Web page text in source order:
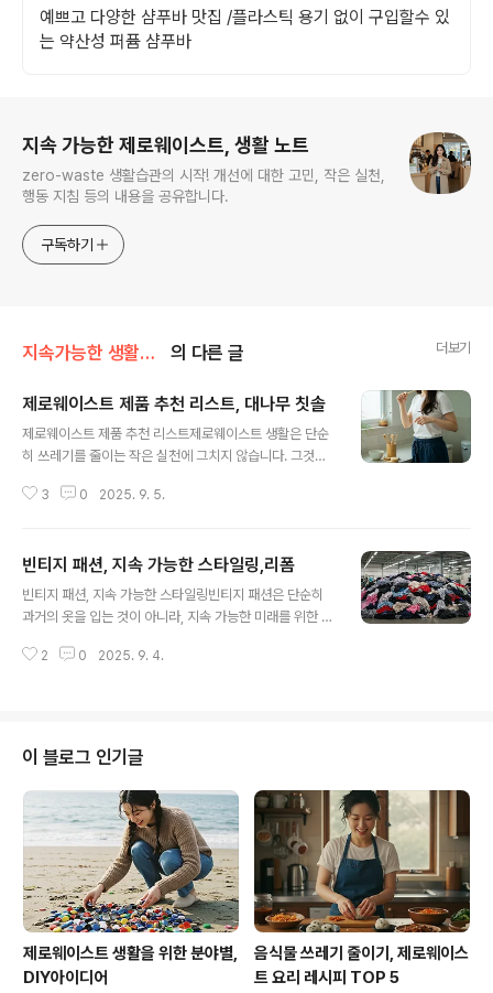
예쁘고 다양한 샴푸바 맛집 /플라스틱 용기 없이 구입할수 있
는 약산성 퍼퓸 샴푸바
지속 가능한 제로웨이스트, 생활 노트
zero-waste 생활습관의 시작! 개선에 대한 고민, 작은 실천,
행동 지침 등의 내용을 공유합니다.
구독하기
지속가능한 생활습관 의 다른 글 더보기
제로웨이스트 제품 추천 리스트, 대나무 칫솔
제로웨이스트 제품 추천 리스트제로웨이스트 생활은 단순
히 쓰레기를 줄이는 작은 실천에 그치지 않습니다. 그것은
나은 미래를 위해 책임 있는 선택을 하는 과정입니다. 하지
활용 가능한 제로웨이스트 제품들을 꼼꼼하게 정리했습니
다. 각 제품의 장점과 사용법, 그리고 실제 사례를 함께 살
펴보며 여러분의 생활에 적용할 수 있는 힌트를 제공하고
하지만 환경 부담이 큽니다. 매년 수십억 개의 플라스틱 병
3 0 2025. 9. 5.
빈티지 패션, 지속 가능한 스타일링,리폼
빈티지 패션, 지속 가능한 스타일링빈티지 패션은 단순히
과거의 옷을 입는 것이 아니라, 지속 가능한 미래를 위한 하
기물의 주요 원인으로 지목되는 가운데, 빈티지는 환경적
치를 담고 있습니다. 실제로 의류 산업은 전 세계 온실가스
배출량의 약 10%를 차지하며, 매년 9,200만 톤의 폐기물
이 발생한다고 알려져 있습니다. 이 속에서 빈티지 의류는
‘이미 생산된 옷을 다시 활용한다’는 점에서 새로운 자원 채
굴과 가공을 줄여 지구의 부담을 완화합니다. 따라서 빈티
지는 단순히 패션의 한 ..
2 0 2025. 9. 4.
이 블로그 인기글
제로웨이스트 생활을 위한 분야별,
DIY아이디어
음식물 쓰레기 줄이기, 제로웨이스
트 요리 레시피 TOP 5